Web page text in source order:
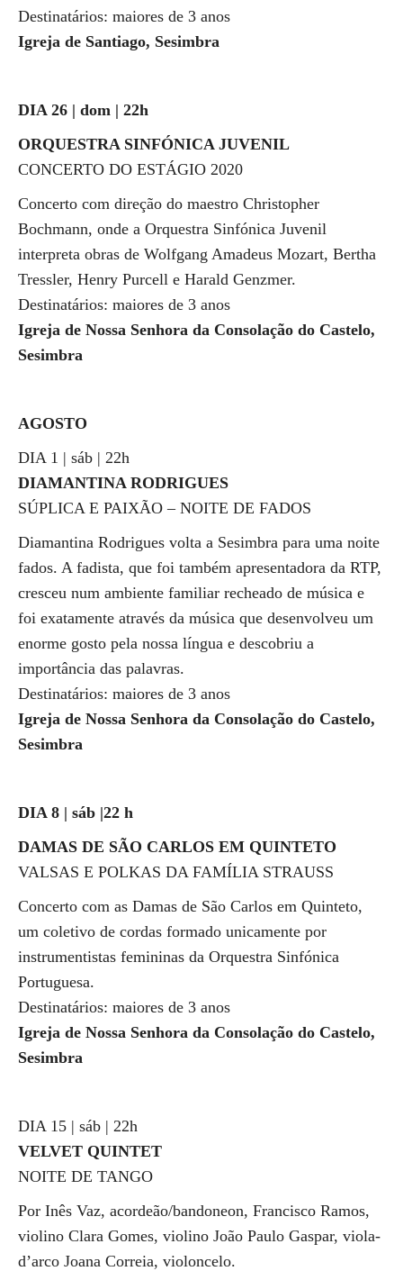
Destinatários: maiores de 3 anos
Igreja de Santiago, Sesimbra
DIA 26 | dom | 22h
ORQUESTRA SINFÓNICA JUVENIL
CONCERTO DO ESTÁGIO 2020
Concerto com direção do maestro Christopher
Bochmann, onde a Orquestra Sinfónica Juvenil
interpreta obras de Wolfgang Amadeus Mozart, Bertha
Tressler, Henry Purcell e Harald Genzmer.
Destinatários: maiores de 3 anos
Igreja de Nossa Senhora da Consolação do Castelo,
Sesimbra
AGOSTO
DIA 1 | sáb | 22h
DIAMANTINA RODRIGUES
SÚPLICA E PAIXÃO – NOITE DE FADOS
Diamantina Rodrigues volta a Sesimbra para uma noite
fados. A fadista, que foi também apresentadora da RTP,
cresceu num ambiente familiar recheado de música e
foi exatamente através da música que desenvolveu um
enorme gosto pela nossa língua e descobriu a
importância das palavras.
Destinatários: maiores de 3 anos
Igreja de Nossa Senhora da Consolação do Castelo,
Sesimbra
DIA 8 | sáb |22 h
DAMAS DE SÃO CARLOS EM QUINTETO
VALSAS E POLKAS DA FAMÍLIA STRAUSS
Concerto com as Damas de São Carlos em Quinteto,
um coletivo de cordas formado unicamente por
instrumentistas femininas da Orquestra Sinfónica
Portuguesa.
Destinatários: maiores de 3 anos
Igreja de Nossa Senhora da Consolação do Castelo,
Sesimbra
DIA 15 | sáb | 22h
VELVET QUINTET
NOITE DE TANGO
Por Inês Vaz, acordeão/bandoneon, Francisco Ramos,
violino Clara Gomes, violino João Paulo Gaspar, viola-
d’arco Joana Correia, violoncelo.